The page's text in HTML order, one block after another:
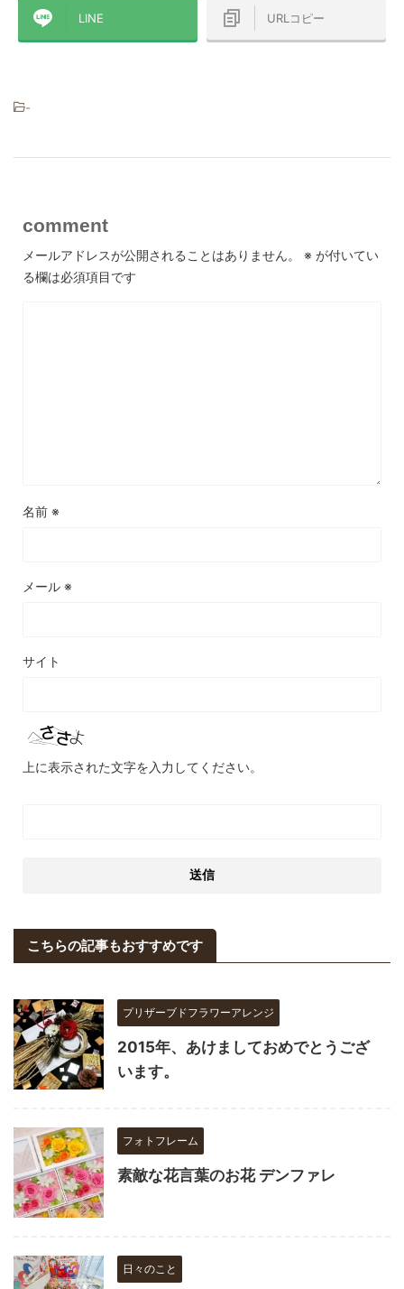
LINE URLコピー
-
comment
メールアドレスが公開されることはありません。 ※ が付いてい
る欄は必須項目です
名前 ※
メール ※
サイト
上に表示された文字を入力してください。
こちらの記事もおすすめです
プリザーブドフラワーアレンジ
2015年、あけましておめでとうござ
います。
フォトフレーム
素敵な花言葉のお花 デンファレ
日々のこと